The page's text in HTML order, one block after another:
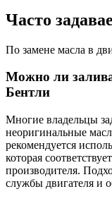
Часто
По замене масла в
Можно ли
Бентли
Многие владельцы
неоригинальные
рекомендуется
которая
производителя.
службы двигателя и